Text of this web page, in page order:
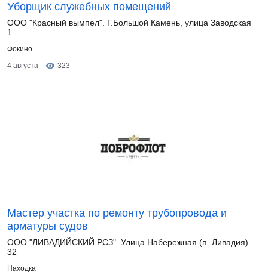
Уборщик служебных помещений
ООО "Красный вымпел". Г.Большой Камень, улица Заводская
1
Фокино
4 августа
323
Мастер участка по ремонту трубопровода и
арматуры судов
ООО "ЛИВАДИЙСКИЙ РСЗ". Улица Набережная (п. Ливадия)
32
Находка